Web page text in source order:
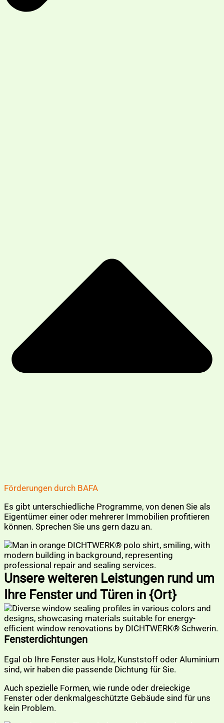
Förderungen durch BAFA
Es gibt unterschiedliche Programme, von denen Sie als
Eigentümer einer oder mehrerer Immobilien profitieren
können. Sprechen Sie uns gern dazu an.
Unsere weiteren Leistungen rund um
Ihre Fenster und Türen in {Ort}
Fensterdichtungen
Egal ob Ihre Fenster aus Holz, Kunststoff oder Aluminium
sind, wir haben die passende Dichtung für Sie.
Auch spezielle Formen, wie runde oder dreieckige
Fenster oder denkmalgeschützte Gebäude sind für uns
kein Problem.